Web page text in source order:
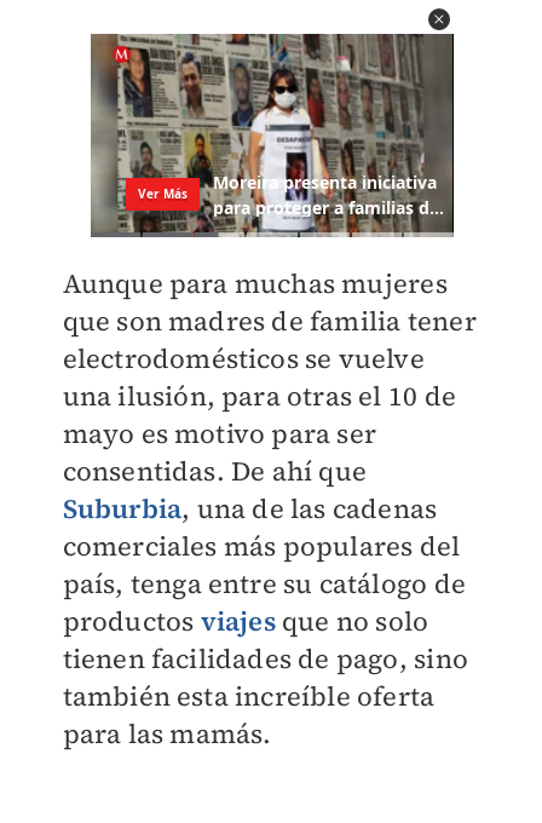
Aunque para muchas mujeres
que son madres de familia tener
electrodomésticos se vuelve
una ilusión, para otras el 10 de
mayo es motivo para ser
consentidas. De ahí que
Suburbia, una de las cadenas
comerciales más populares del
país, tenga entre su catálogo de
productos viajesque no solo
tienen facilidades de pago, sino
también esta increíble oferta
para las mamás.